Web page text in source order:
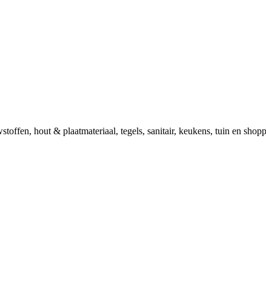
hout & plaatmateriaal, tegels, sanitair, keukens, tuin en